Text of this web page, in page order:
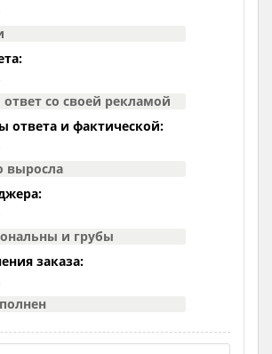
со своей рекламой
ответа и фактической:
выросла
и грубы
заказа: